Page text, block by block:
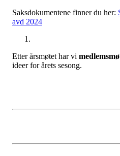
Saksdokumentene finner du her:
avd 2024
Etter årsmøtet har vi
ideer for årets sesong.